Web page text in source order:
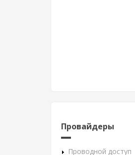
Провайдеры
Проводной доступ